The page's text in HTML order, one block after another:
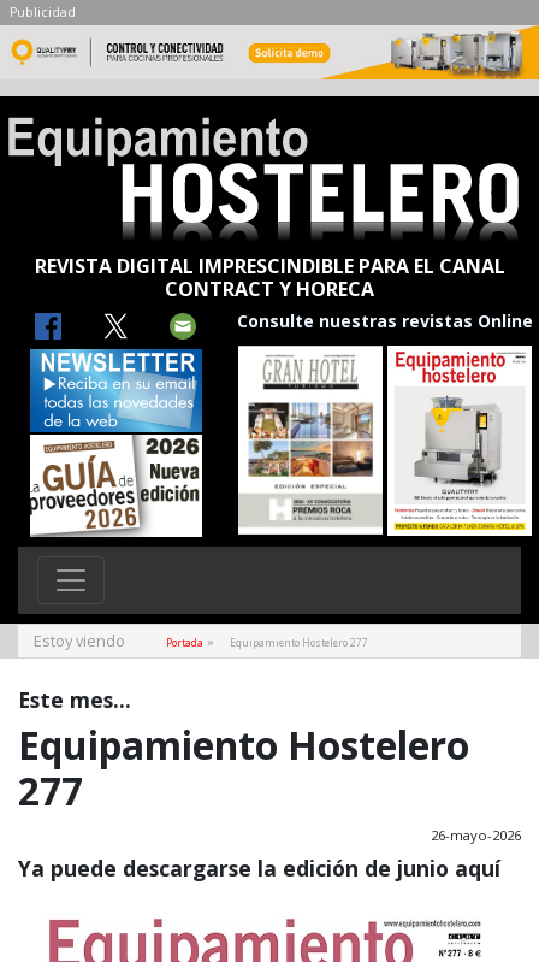
Publicidad
REVISTA DIGITAL IMPRESCINDIBLE PARA EL CANAL
CONTRACT Y HORECA
Consulte nuestras revistas Online
Estoy viendo Portada » Equipamiento Hostelero 277
Este mes...
Equipamiento Hostelero
277
26-mayo-2026
Ya puede descargarse la edición de junio aquí